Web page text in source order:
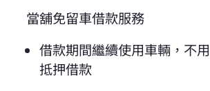
當舖免留車借款服務
借款期間繼續使用車輛，不
抵押借款